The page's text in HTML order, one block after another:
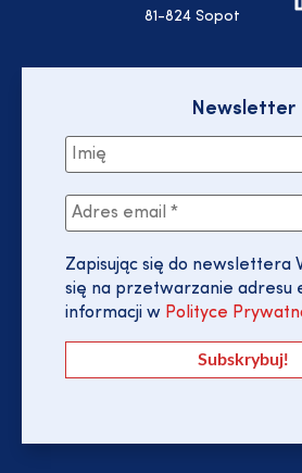
81-824 Sopot
Newsletter
Zapisując się do newslettera
się na przetwarzanie adresu
informacji w Polityce